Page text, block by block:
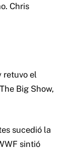
Chris
retuvo el
Big Show,
sucedió la
sintió